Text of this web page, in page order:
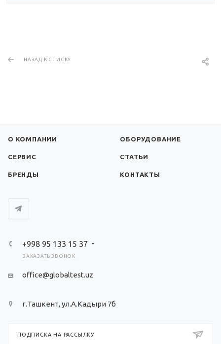
НАЗАД К СПИСКУ
О КОМПАНИИ ОБОРУДОВАНИЕ
СЕРВИС СТАТЬИ
БРЕНДЫ КОНТАКТЫ
+998 95 133 15 37
ЗАКАЗАТЬ ЗВОНОК
office@globaltest.uz
г.Ташкент, ул.А.Кадыри 7б
ПОДПИСКА НА РАССЫЛКУ